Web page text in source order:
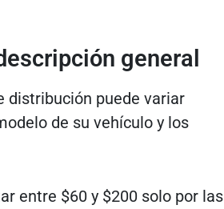
general
distribución puede variar
de su vehículo y los
entre $60 y $200 solo por las